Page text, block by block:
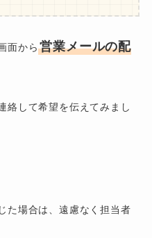
面から営業メールの配
絡して希望を伝えてみまし
た場合は、遠慮なく担当者